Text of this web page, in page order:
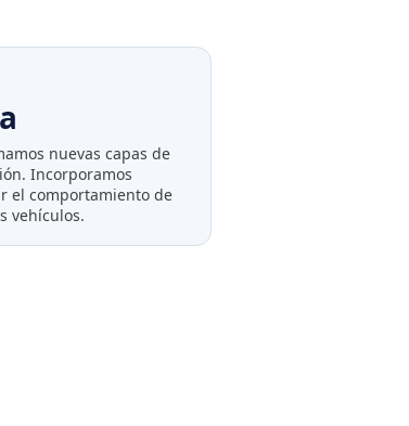
nuevas capas de
Incorporamos
el comportamiento de
vehículos.